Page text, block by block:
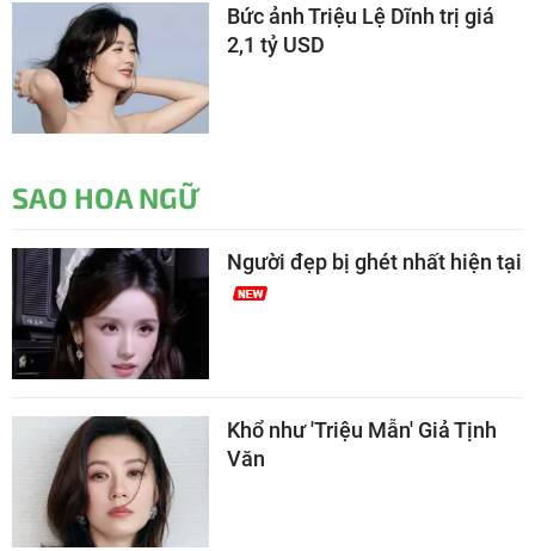
Bức ảnh Triệu Lệ Dĩnh trị giá
2,1 tỷ USD
SAO HOA NGỮ
Người đẹp bị ghét nhất hiện tại
Khổ như 'Triệu Mẫn' Giả Tịnh
Văn